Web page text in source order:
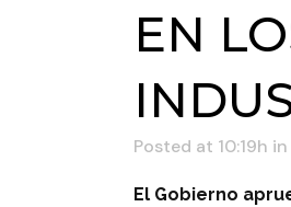
EN
Posted at 10:19h in
El Gobierno